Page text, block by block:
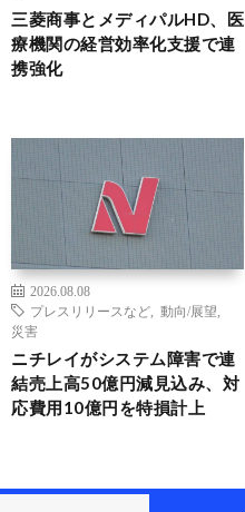
三菱商事とメディパルHD、医
療機関の経営効率化支援で連
携強化
2026.08.08
プレスリリースなど
動向/展望
災害
ニチレイがシステム障害で連
結売上高50億円減見込み、対
応費用10億円を特損計上